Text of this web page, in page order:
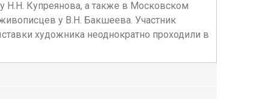
Купреянова, а также в Московском
у В.Н. Бакшеева. Участник
художника неоднократно проходили в